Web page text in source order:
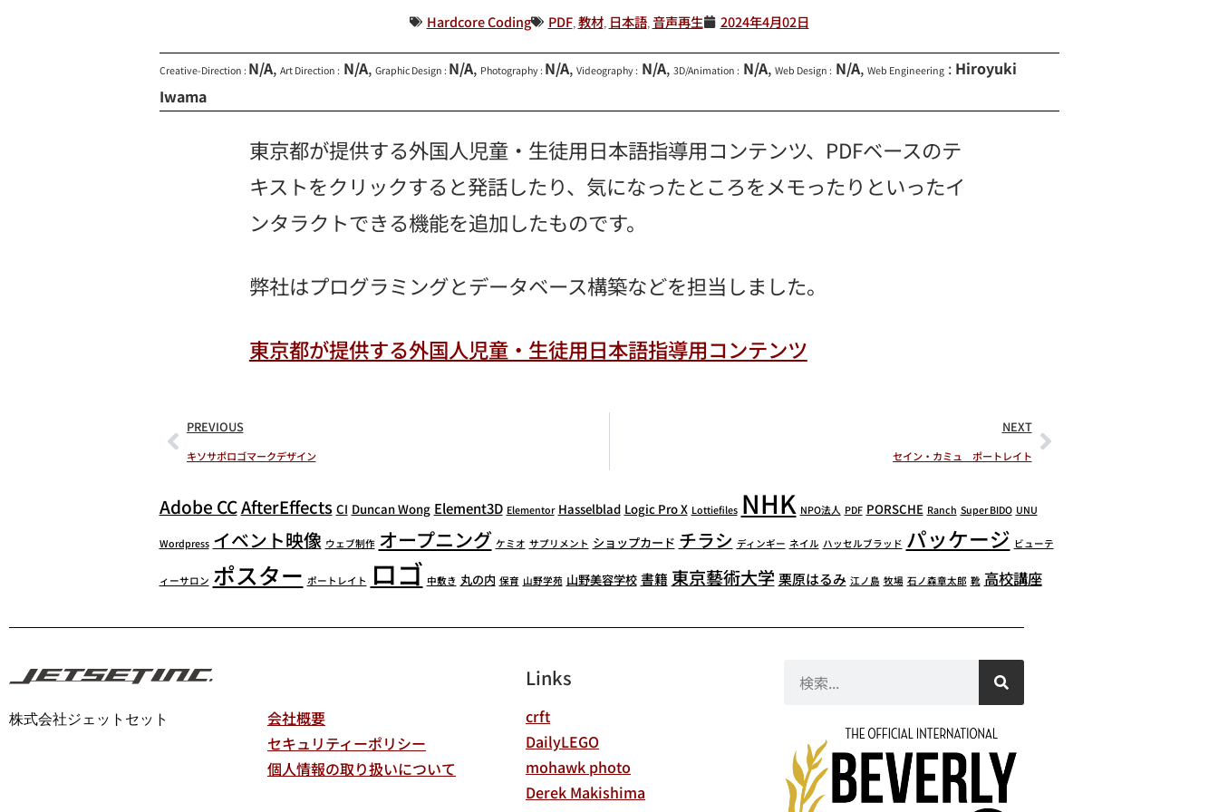
Hardcore Coding PDF, 教材, 日本語, 音声再生 2024年4月02日
Creative-Direction : N/A, Art Direction : N/A, Graphic Design : N/A, Photography : N/A, Videography : N/A, 3D/Animation : N/A, Web Design : N/A, Web Engineering:Hiroyuki
Iwama
東京都が提供する外国人児童・生徒用日本語指導用コンテンツ、PDFベースのテ
キストをクリックすると発話したり、気になったところをメモったりといったイ
ンタラクトできる機能を追加したものです。
弊社はプログラミングとデータベース構築などを担当しました。
東京都が提供する外国人児童・生徒用日本語指導用コンテンツ
PREVIOUS
キソサポロゴマークデザイン
NEXT
セイン・カミュ ポートレイト
Adobe CCAfterEffects CI Duncan Wong Element3D Elementor Hasselblad Logic Pro X Lottiefiles NHK NPO法人 PDF PORSCHE Ranch Super BIDO UNU
Wordpress イベント映像 ウェブ制作 オープニング ケミオ サプリメント ショップカード チラシ ディンギー ネイル ハッセルブラッド パッケージ ビューテ
ィーサロン ポスター ポートレイト ロゴ 中敷き 丸の内 保育 山野学苑 山野美容学校 書籍 東京藝術大学 栗原はるみ 江ノ島 牧場 石ノ森章太郎 靴 高校講座
株式会社ジェットセット
会社概要
セキュリティーポリシー
個人情報の取り扱いについて
Links
crft
DailyLEGO
mohawk photo
Derek Makishima